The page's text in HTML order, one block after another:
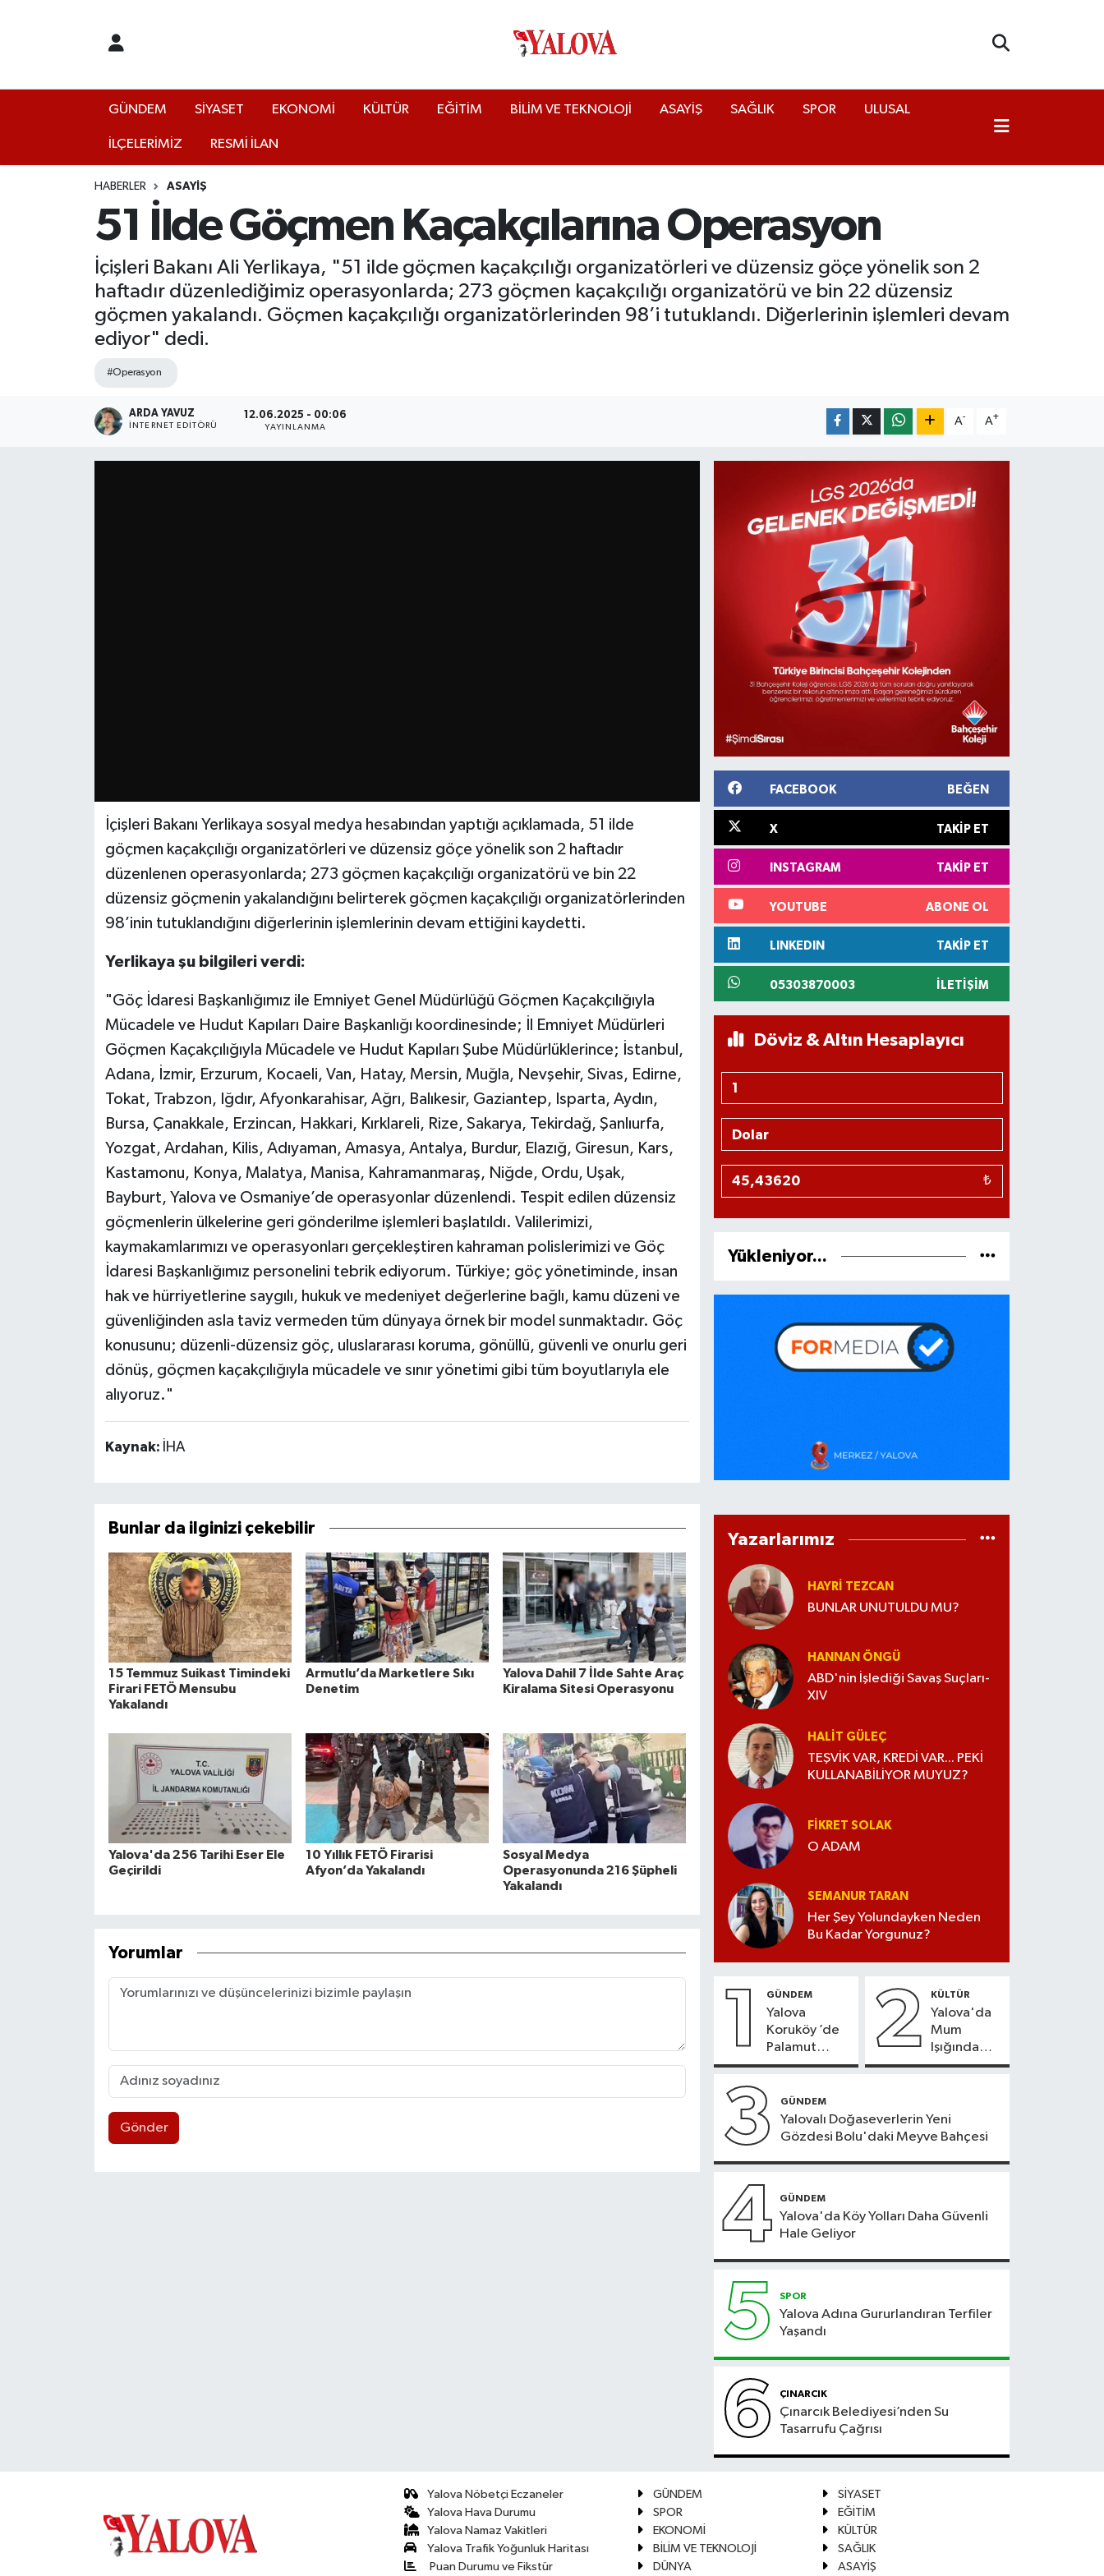
GÜNDEM SİYASET EKONOMİ KÜLTÜR EĞİTİM BİLİM VE TEKNOLOJİ ASAYİŞ SAĞLIK SPOR ULUSAL
İLÇELERİMİZ RESMİ İLAN
HABERLER ASAYİŞ
51 İlde Göçmen Kaçakçılarına Operasyon
İçişleri Bakanı Ali Yerlikaya, "51 ilde göçmen kaçakçılığı organizatörleri ve düzensiz göçe yönelik son 2
haftadır düzenlediğimiz operasyonlarda; 273 göçmen kaçakçılığı organizatörü ve bin 22 düzensiz
göçmen yakalandı. Göçmen kaçakçılığı organizatörlerinden 98’i tutuklandı. Diğerlerinin işlemleri devam
ediyor" dedi.
#Operasyon
ARDA YAVUZ
İNTERNET EDITÖRÜ
12.06.2025 - 00:06
YAYINLANMA
A- A+
İçişleri Bakanı Yerlikaya sosyal medya hesabından yaptığı açıklamada, 51 ilde
göçmen kaçakçılığı organizatörleri ve düzensiz göçe yönelik son 2 haftadır
düzenlenen operasyonlarda; 273 göçmen kaçakçılığı organizatörü ve bin 22
düzensiz göçmenin yakalandığını belirterek göçmen kaçakçılığı organizatörlerinden
98’inin tutuklandığını diğerlerinin işlemlerinin devam ettiğini kaydetti.
Yerlikaya şu bilgileri verdi:
"Göç İdaresi Başkanlığımız ile Emniyet Genel Müdürlüğü Göçmen Kaçakçılığıyla
Mücadele ve Hudut Kapıları Daire Başkanlığı koordinesinde; İl Emniyet Müdürleri
Göçmen Kaçakçılığıyla Mücadele ve Hudut Kapıları Şube Müdürlüklerince; İstanbul,
Adana, İzmir, Erzurum, Kocaeli, Van, Hatay, Mersin, Muğla, Nevşehir, Sivas, Edirne,
Tokat, Trabzon, Iğdır, Afyonkarahisar, Ağrı, Balıkesir, Gaziantep, Isparta, Aydın,
Bursa, Çanakkale, Erzincan, Hakkari, Kırklareli, Rize, Sakarya, Tekirdağ, Şanlıurfa,
Yozgat, Ardahan, Kilis, Adıyaman, Amasya, Antalya, Burdur, Elazığ, Giresun, Kars,
Kastamonu, Konya, Malatya, Manisa, Kahramanmaraş, Niğde, Ordu, Uşak,
Bayburt, Yalova ve Osmaniye’de operasyonlar düzenlendi. Tespit edilen düzensiz
göçmenlerin ülkelerine geri gönderilme işlemleri başlatıldı. Valilerimizi,
kaymakamlarımızı ve operasyonları gerçekleştiren kahraman polislerimizi ve Göç
İdaresi Başkanlığımız personelini tebrik ediyorum. Türkiye; göç yönetiminde, insan
hak ve hürriyetlerine saygılı, hukuk ve medeniyet değerlerine bağlı, kamu düzeni ve
güvenliğinden asla taviz vermeden tüm dünyaya örnek bir model sunmaktadır. Göç
konusunu; düzenli-düzensiz göç, uluslararası koruma, gönüllü, güvenli ve onurlu geri
dönüş, göçmen kaçakçılığıyla mücadele ve sınır yönetimi gibi tüm boyutlarıyla ele
alıyoruz."
Kaynak: İHA
Bunlar da ilginizi çekebilir
15 Temmuz Suikast Timindeki
Firari FETÖ Mensubu
Yakalandı
Armutlu’da Marketlere Sıkı
Denetim
Yalova Dahil 7 İlde Sahte Araç
Kiralama Sitesi Operasyonu
Yalova'da 256 Tarihi Eser Ele
Geçirildi
10 Yıllık FETÖ Firarisi
Afyon’da Yakalandı
Sosyal Medya
Operasyonunda 216 Şüpheli
Yakalandı
Yorumlar
Gönder
FACEBOOK BEĞEN
X TAKIP ET
INSTAGRAM TAKIP ET
YOUTUBE ABONE OL
LINKEDIN TAKIP ET
05303870003 İLETIŞIM
Döviz & Altın Hesaplayıcı
₺
Yükleniyor...
Yazarlarımız
HAYRI TEZCAN
BUNLAR UNUTULDU MU?
HANNAN ÖNGÜ
ABD'nin İşlediği Savaş Suçları-
XIV
HALIT GÜLEÇ
TEŞVİK VAR, KREDİ VAR... PEKİ
KULLANABİLİYOR MUYUZ?
FIKRET SOLAK
O ADAM
SEMANUR TARAN
Her Şey Yolundayken Neden
Bu Kadar Yorgunuz?
1 GÜNDEM
Yalova
Koruköy ’de
Palamut
Sezonu
2 KÜLTÜR
Yalova'da
Mum
Işığında
Konser
3 GÜNDEM
Yalovalı Doğaseverlerin Yeni
Gözdesi Bolu'daki Meyve Bahçesi
4 GÜNDEM
Yalova'da Köy Yolları Daha Güvenli
Hale Geliyor
5 SPOR
Yalova Adına Gururlandıran Terfiler
Yaşandı
6 ÇINARCIK
Çınarcık Belediyesi’nden Su
Tasarrufu Çağrısı
Yalova Nöbetçi Eczaneler
Yalova Hava Durumu
Yalova Namaz Vakitleri
Yalova Trafik Yoğunluk Haritası
Puan Durumu ve Fikstür
GÜNDEM
SİYASET
SPOR
EĞİTİM
EKONOMİ
KÜLTÜR
BİLİM VE TEKNOLOJİ
SAĞLIK
DÜNYA
ASAYİŞ
EKONOMİ
KÜLTÜR
BİLİM VE TEKNOLOJİ
Yalova Hava Durumu
Yalova Namaz Vakitleri
Yalova Trafik Yoğunluk Haritası
Puan Durumu ve Fikstür
Tüm Manşetler
Son Dakika Haberleri